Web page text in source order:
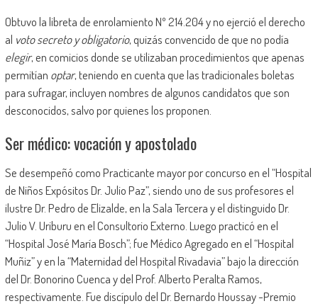
Obtuvo la libreta de enrolamiento Nº 214.204 y no ejerció el derecho
al voto secreto y obligatorio, quizás convencido de que no podía
elegir, en comicios donde se utilizaban procedimientos que apenas
permitían optar, teniendo en cuenta que las tradicionales boletas
para sufragar, incluyen nombres de algunos candidatos que son
desconocidos, salvo por quienes los proponen.
Ser médico: vocación y apostolado
Se desempeñó como Practicante mayor por concurso en el “Hospital
de Niños Expósitos Dr. Julio Paz”, siendo uno de sus profesores el
ilustre Dr. Pedro de Elizalde, en la Sala Tercera y el distinguido Dr.
Julio V. Uriburu en el Consultorio Externo. Luego practicó en el
“Hospital José María Bosch”; fue Médico Agregado en el “Hospital
Muñiz” y en la “Maternidad del Hospital Rivadavia” bajo la dirección
del Dr. Bonorino Cuenca y del Prof. Alberto Peralta Ramos,
respectivamente. Fue discípulo del Dr. Bernardo Houssay -Premio